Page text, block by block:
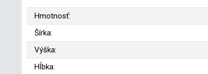
Hmotnosť:
Šírka:
Výška:
Hĺbka: